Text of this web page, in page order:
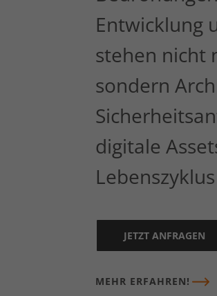
Entwicklung
stehen nicht
sondern
digitale
JETZT ANFRAGEN
MEHR ERFAHREN!